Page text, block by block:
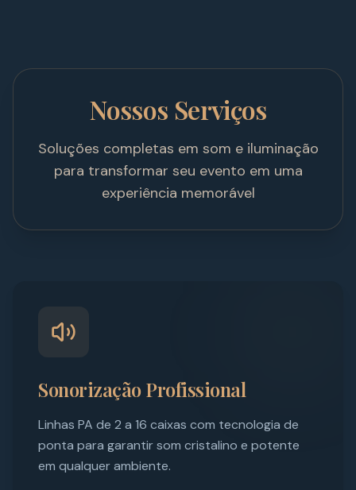
Nossos Serviços
Soluções completas em som e iluminação
para transformar seu evento em uma
experiência memorável
Sonorização Profissional
Linhas PA de 2 a 16 caixas com tecnologia de
ponta para garantir som cristalino e potente
em qualquer ambiente.